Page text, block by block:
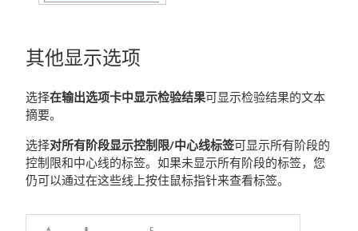
其他显示选项
选择在输出选项卡中显示检验结果可显示检验结果的文本
摘要。
选择对所有阶段显示控制限/中心线标签可显示所有阶段的
控制限和中心线的标签。如果未显示所有阶段的标签，您
仍可以通过在这些线上按住鼠标指针来查看标签。